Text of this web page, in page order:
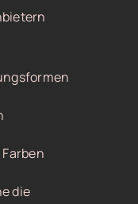
die